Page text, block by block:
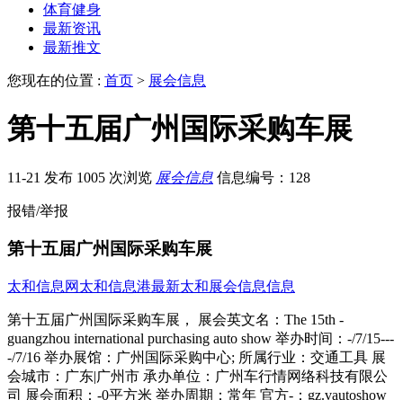
体育健身
最新资讯
最新推文
您现在的位置 : 首页 > 展会信息
第十五届广州国际采购车展
11-21 发布 1005 次浏览 展会信息 信息编号：128
报错/举报
第十五届广州国际采购车展
太和信息网 太和信息港最新太和展会信息信息
第十五届广州国际采购车展， 展会英文名：The 15th - guangzhou international purchasing auto show 举办时间：-/7/15----/7/16 举办展馆：广州国际采购中心; 所属行业：交通工具 展会城市：广东|广州市 承办单位：广州车行情网络科技有限公司 展会面积：-0平方米 举办周期：常年 官方-：gz.vautoshow 参观登记 展位预订 设计搭建 本展会所属专题：汽车展会(6) 历届展会对比 展会名称 场馆 时间 面积 照片 展商数量 第三十三届广州国际采购车展 广州国际采购中心 -/11/16 16500㎡ --------- --------- 第三十二届广州国际采购车展 广州国际采购中心 -/8/10 16500㎡ --------- --------- 第三十一届广州国际采购车展 广州国际采购中心 -/7/13 16500㎡ --------- --------- 第三十届广州国际采购车展 广州国际采购中心 -/6/8 16500㎡ --------- --------- 第二十九届广州国际采购车展 广州国际采购中心 -/4/30 16500㎡ --------- --------- 第二十八届广州国际采购车展 广州国际采购中心 -/3/30 16500㎡ --------- --------- 第二十七届广州国际采购车展 广州国际采购中心.. -/12/27 -0㎡ --------- --------- 第二十六届广州国际采购车展 广州国际采购中心.. -/11/8 -0㎡ --------- --------- 第二十五届广州国际采购车展 广州国际采购中心.. -/9/28 -0㎡ --------- --------- 第二十四届广州国际采购车展 广州国际采购中心.. -/8/16 -0㎡ --------- --------- 展会简介 汽车消费需求伴随着经济的发展而日趋成熟，互联网车展更是深入人心。汽车行情网、百城V车展联合举办的广州国际采购车展，以互联网车展为主导，线上线下整合，掀起了了互联网人-的车展热潮，打造了当地车展成交奇迹。12月17-18日汽车行情网、百城V车展再次携手50多个汽车品牌，将在广州国际采购中心举办第九届广州国际